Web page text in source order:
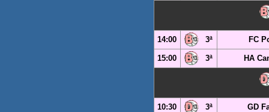
14:00 3ª FC
15:00 3ª HA
10:30 3ª GD